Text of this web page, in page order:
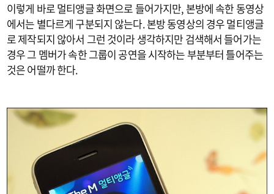
이렇게 바로 멀티앵글 화면으로 들어가지만, 본방에 속한 동영상
에서는 별다르게 구분되지 않는다. 본방 동영상의 경우 멀티앵글
로 제작되지 않아서 그런 것이라 생각하지만 검색해서 들어가는
경우 그 멤버가 속한 그룹이 공연을 시작하는 부분부터 틀어주는
것은 어떨까 한다.